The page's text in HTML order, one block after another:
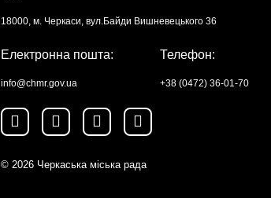
18000, м. Черкаси, вул.Байди Вишневецького 36
Електронна пошта:
info@chmr.gov.ua
Телефон:
+38 (0472) 36-01-70
© 2026 Черкаська міська рада